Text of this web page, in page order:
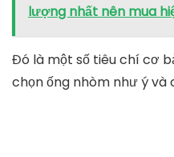
lượng nhất nên mua
Đó là một số tiêu chí cơ
chọn ống nhòm như ý và